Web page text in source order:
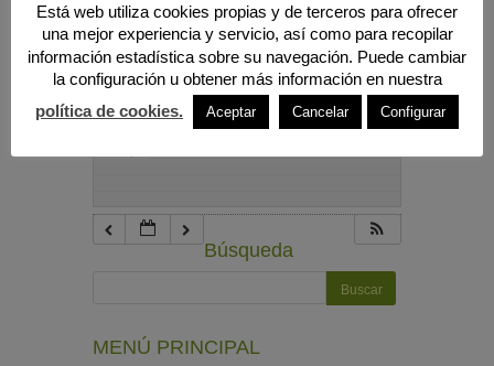
9:00 pm
10:00 pm
Búsqueda
MENÚ PRINCIPAL
Está web utiliza cookies propias y de terceros para ofrecer
una mejor experiencia y servicio, así como para recopilar
información estadística sobre su navegación. Puede cambiar
la configuración u obtener más información en nuestra
política de cookies.
Aceptar Cancelar Configurar